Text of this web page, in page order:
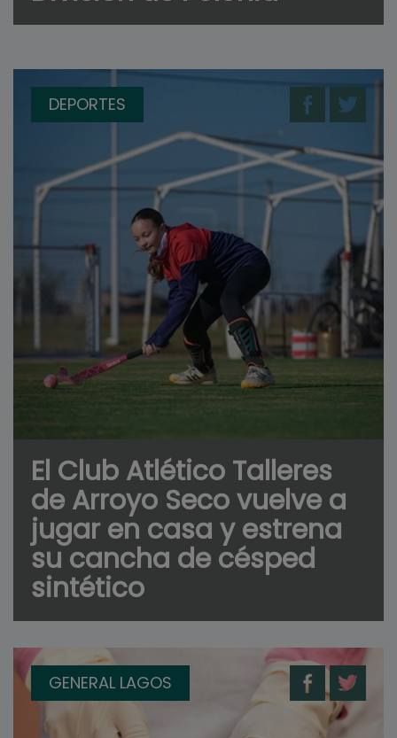
DEPORTES
El Club Atlético Talleres
de Arroyo Seco vuelve a
jugar en casa y estrena
su cancha de césped
sintético
GENERAL LAGOS